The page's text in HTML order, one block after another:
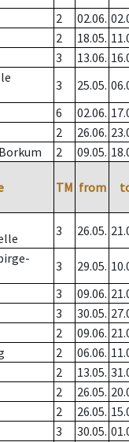
2 02.06.
2 18.05.
3 13.06.
3 25.05.
6 02.06.
2 26.06.
2 09.05.
TM from
3 26.05.
3 29.05.
3 09.06.
3 30.05.
2 09.06.
2 06.06.
2 13.05.
2 26.05.
2 26.05.
3 30.05.